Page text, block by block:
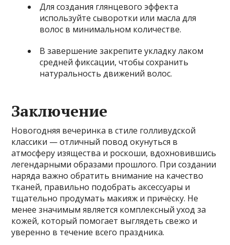
Для создания глянцевого эффекта
используйте сыворотки или масла для
волос в минимальном количестве.
В завершение закрепите укладку лаком
средней фиксации, чтобы сохранить
натуральность движений волос.
Заключение
Новогодняя вечеринка в стиле голливудской
классики — отличный повод окунуться в
атмосферу изящества и роскоши, вдохновившись
легендарными образами прошлого. При создании
наряда важно обратить внимание на качество
тканей, правильно подобрать аксессуары и
тщательно продумать макияж и причёску. Не
менее значимым является комплексный уход за
кожей, который помогает выглядеть свежо и
уверенно в течение всего праздника.